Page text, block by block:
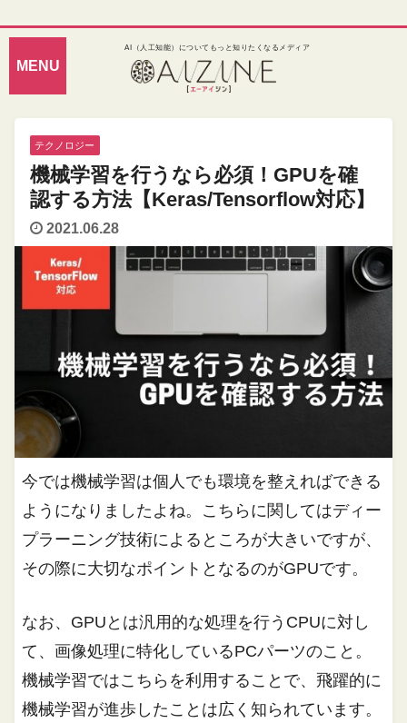
AI（人工知能）についてもっと知りたくなるメディア
テクノロジー
機械学習を行うなら必須！GPUを確
認する方法【Keras/Tensorflow対応】
2021.06.28
今では機械学習は個人でも環境を整えればできる
ようになりましたよね。こちらに関してはディー
プラーニング技術によるところが大きいですが、
その際に大切なポイントとなるのがGPUです。
なお、GPUとは汎用的な処理を行うCPUに対し
て、画像処理に特化しているPCパーツのこと。
機械学習ではこちらを利用することで、飛躍的に
機械学習が進歩したことは広く知られています。